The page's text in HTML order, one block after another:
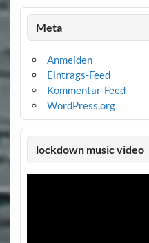
Meta
Anmelden
Eintrags-Feed
Kommentar-Feed
WordPress.org
lockdown music video
Video-